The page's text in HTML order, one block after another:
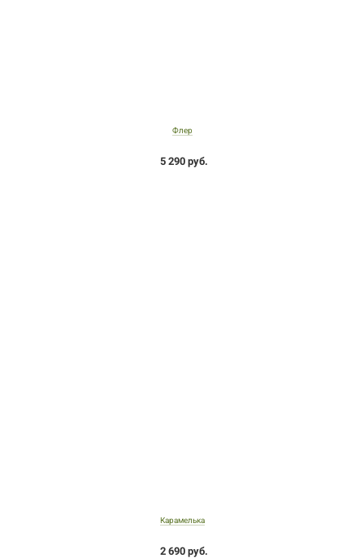
Флер
5 290 руб.
Карамелька
2 690 руб.